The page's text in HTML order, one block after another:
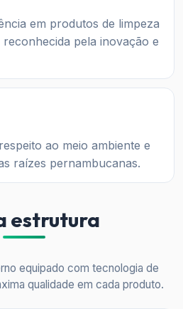
em produtos de limpeza
pela inovação e
ao meio ambiente e
raízes pernambucanas.
estrutura
equipado com tecnologia de
qualidade em cada produto.